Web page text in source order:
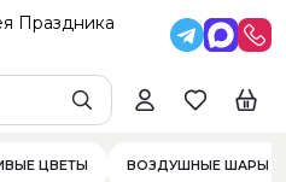
ЦВЕТЫ ВОЗДУШНЫЕ ШАРЫ